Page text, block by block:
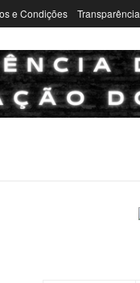
e Condições Transparência